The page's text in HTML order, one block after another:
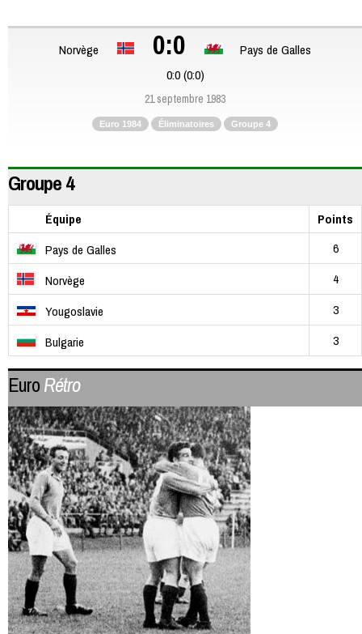
Norvège 0:0
Pays de Galles
0:0 (0:0)
21 septembre 1983
Euro 1984 Éliminatoires Groupe 4
Groupe 4
Équipe
Points
Pays de Galles
6
Norvège
4
Yougoslavie
3
Bulgarie
3
EuroRétro